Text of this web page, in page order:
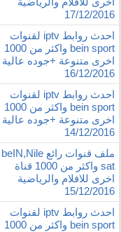
17/12/2016
احدث روابط iptv لقنوات
bein sport واكثر من 1000
اخرى متنوعة +جوده عالية
16/12/2016
احدث روابط iptv لقنوات
bein sport واكثر من 1000
اخرى متنوعة +جوده عالية
14/12/2016
ملف قنوات رائع beIN,Nile
sat واكثر من 1000 قناة
اخرى للافلام والرياضية
15/12/2016
احدث روابط iptv لقنوات
bein sport واكثر من 1000